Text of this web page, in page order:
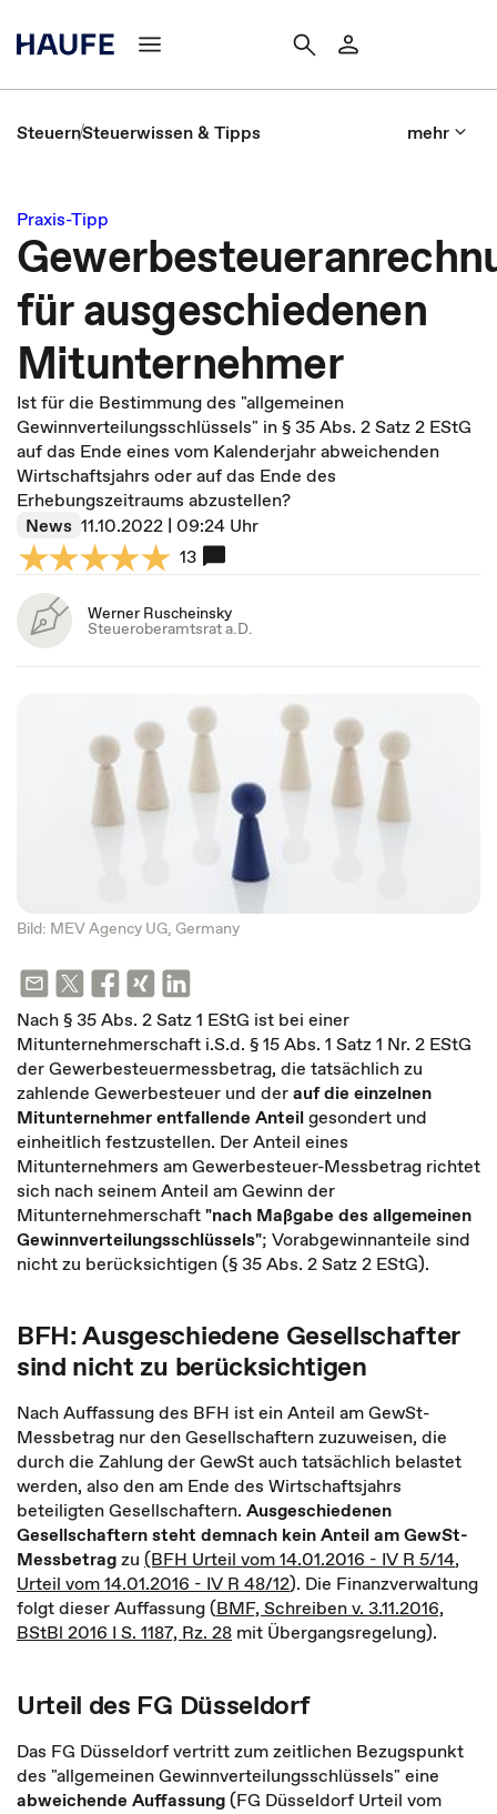
SteuernSteuerwissen & Tipps mehr
Praxis-Tipp
für ausgeschiedenen
Mitunternehmer
Ist für die Bestimmung des "allgemeinen
Gewinnverteilungsschlüssels" in § 35 Abs. 2 Satz 2 EStG
auf das Ende eines vom Kalenderjahr abweichenden
Wirtschaftsjahrs oder auf das Ende des
Erhebungszeitraums abzustellen?
News 11.10.2022 | 09:24 Uhr
13
Werner Ruscheinsky
Steueroberamtsrat a.D.
Bild: MEV Agency UG, Germany
Nach § 35 Abs. 2 Satz 1 EStG ist bei einer
Mitunternehmerschaft i.S.d. § 15 Abs. 1 Satz 1 Nr. 2 EStG
der Gewerbesteuermessbetrag, die tatsächlich zu
zahlende Gewerbesteuer und derauf die einzelnen
Mitunternehmer entfallende Anteilgesondert und
einheitlich festzustellen. Der Anteil eines
Mitunternehmers am Gewerbesteuer-Messbetrag richtet
sich nach seinem Anteil am Gewinn der
Mitunternehmerschaft"nach Maßgabe des allgemeinen
Gewinnverteilungsschlüssels"; Vorabgewinnanteile sind
nicht zu berücksichtigen (§ 35 Abs. 2 Satz 2 EStG).
BFH: Ausgeschiedene Gesellschafter
sind nicht zu berücksichtigen
Nach Auffassung des BFH ist ein Anteil am GewSt-
Messbetrag nur den Gesellschaftern zuzuweisen, die
durch die Zahlung der GewSt auch tatsächlich belastet
werden, also den am Ende des Wirtschaftsjahrs
beteiligten Gesellschaftern. Ausgeschiedenen
Gesellschaftern steht demnach kein Anteil am GewSt-
Messbetragzu (BFH Urteil vom 14.01.2016 - IV R 5/14,
Urteil vom 14.01.2016 - IV R 48/12). Die Finanzverwaltung
folgt dieser Auffassung (BMF, Schreiben v. 3.11.2016,
BStBl 2016 I S. 1187, Rz. 28 mit Übergangsregelung).
Urteil des FG Düsseldorf
Das FG Düsseldorf vertritt zum zeitlichen Bezugspunkt
des "allgemeinen Gewinnverteilungsschlüssels" eine
abweichende Auffassung(FG Düsseldorf Urteil vom